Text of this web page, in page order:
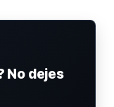
No dejes